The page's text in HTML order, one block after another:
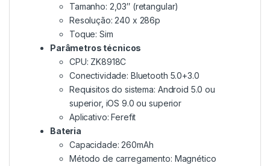
Tamanho: 2,03″ (retangular)
Resolução: 240 x 286p
Toque: Sim
Parâmetros técnicos
CPU: ZK8918C
Conectividade: Bluetooth 5.0+3.0
Requisitos do sistema: Android 5.0 ou
superior, iOS 9.0 ou superior
Aplicativo: Ferefit
Bateria
Capacidade: 260mAh
Método de carregamento: Magnético